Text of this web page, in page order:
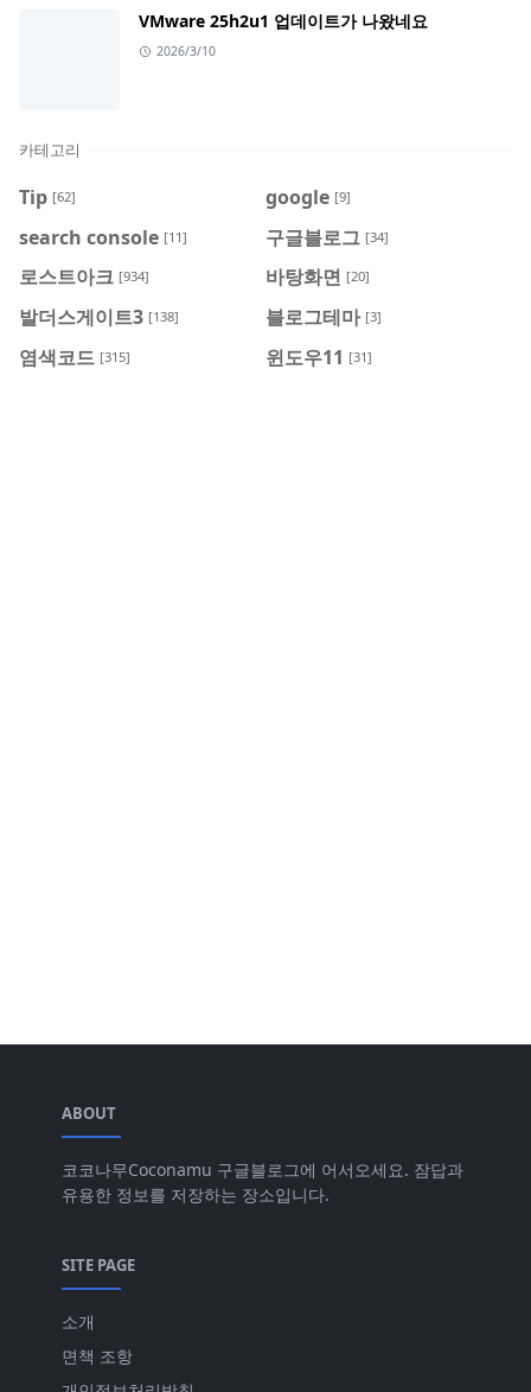
VMware 25h2u1 업데이트가 나왔네요
2026/3/10
카테고리
Tip [62] google [9]
search console [11] 구글블로그 [34]
로스트아크 [934] 바탕화면 [20]
발더스게이트3 [138] 블로그테마 [3]
염색코드 [315] 윈도우11 [31]
ABOUT
코코나무Coconamu 구글블로그에 어서오세요. 잠답과
유용한 정보를 저장하는 장소입니다.
SITE PAGE
소개
면책 조항